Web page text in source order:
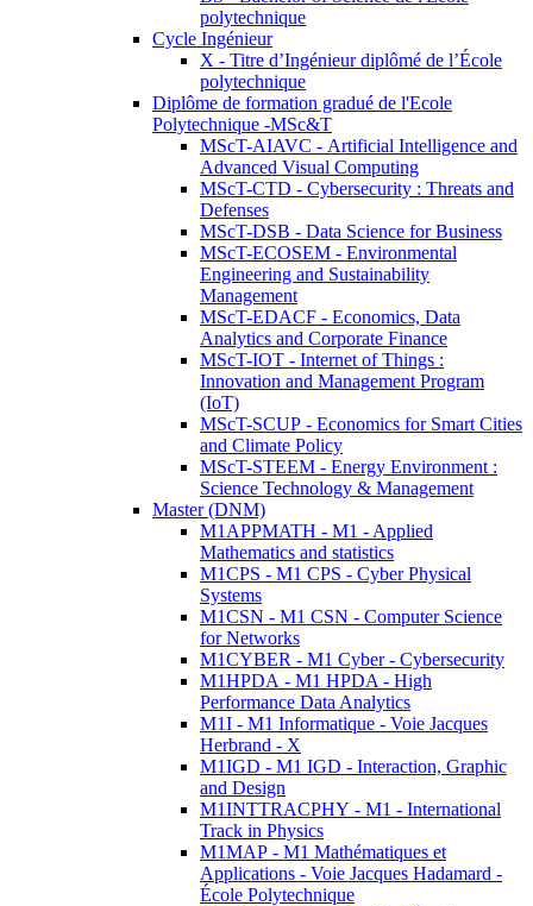
polytechnique
Cycle Ingénieur
X - Titre d’Ingénieur diplômé de l’École
polytechnique
Diplôme de formation gradué de l'Ecole
Polytechnique -MSc&T
MScT-AIAVC - Artificial Intelligence and
Advanced Visual Computing
MScT-CTD - Cybersecurity : Threats and
Defenses
MScT-DSB - Data Science for Business
MScT-ECOSEM - Environmental
Engineering and Sustainability
Management
MScT-EDACF - Economics, Data
Analytics and Corporate Finance
MScT-IOT - Internet of Things :
Innovation and Management Program
(IoT)
MScT-SCUP - Economics for Smart Cities
and Climate Policy
MScT-STEEM - Energy Environment :
Science Technology & Management
Master (DNM)
M1APPMATH - M1 - Applied
Mathematics and statistics
M1CPS - M1 CPS - Cyber Physical
Systems
M1CSN - M1 CSN - Computer Science
for Networks
M1CYBER - M1 Cyber - Cybersecurity
M1HPDA - M1 HPDA - High
Performance Data Analytics
M1I - M1 Informatique - Voie Jacques
Herbrand - X
M1IGD - M1 IGD - Interaction, Graphic
and Design
M1INTTRACPHY - M1 - International
Track in Physics
M1MAP - M1 Mathématiques et
Applications - Voie Jacques Hadamard -
École Polytechnique